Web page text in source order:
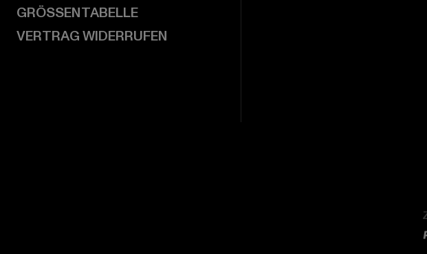
GRÖSSENTABELLE
VERTRAG WIDERRUFEN